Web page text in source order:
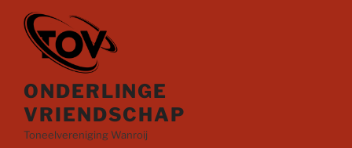
ONDERLINGE
VRIENDSCHAP
Toneelvereniging Wanroij